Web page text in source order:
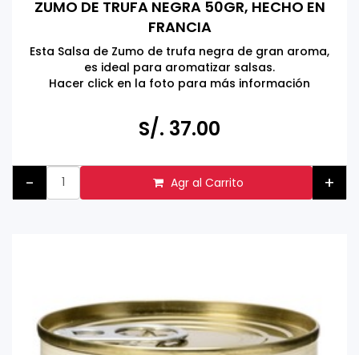
ZUMO DE TRUFA NEGRA 50GR, HECHO EN
FRANCIA
Esta Salsa de Zumo de trufa negra de gran aroma,
es ideal para aromatizar salsas.
Hacer click en la foto para más información
S/. 37.00
- Agr al Carrito +